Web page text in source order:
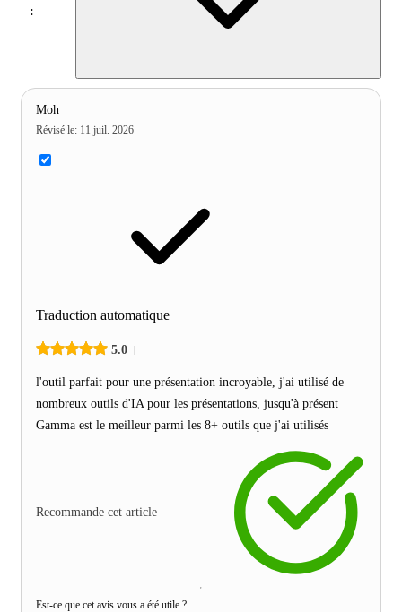
:
Moh
Révisé le: 11 juil. 2026
Traduction automatique
5.0
l'outil parfait pour une présentation incroyable, j'ai utilisé de
nombreux outils d'IA pour les présentations, jusqu'à présent
Gamma est le meilleur parmi les 8+ outils que j'ai utilisés
Recommande cet article
Est-ce que cet avis vous a été utile ?